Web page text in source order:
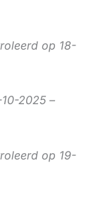
op 18-
2025 –
op 19-